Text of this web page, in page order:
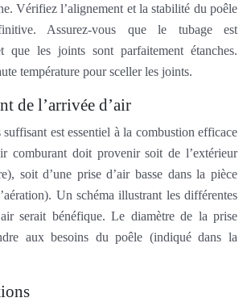
Vérifiez l’alignement et la stabilité du poêle
Assurez-vous que le tubage est
que les joints sont parfaitement étanches.
température pour sceller les joints.
de l’arrivée d’air
est essentiel à la combustion efficace
comburant doit provenir soit de l’extérieur
soit d’une prise d’air basse dans la pièce
Un schéma illustrant les différentes
serait bénéfique. Le diamètre de la prise
aux besoins du poêle (indiqué dans la